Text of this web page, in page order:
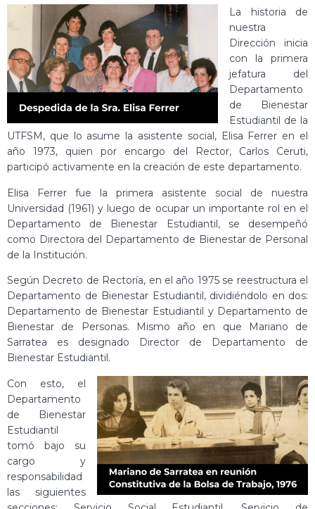
La historia de
nuestra
Dirección inicia
con la primera
jefatura del
Departamento
de Bienestar
Estudiantil de la
UTFSM, que lo asume la asistente social, Elisa Ferrer en el
año 1973, quien por encargo del Rector, Carlos Ceruti,
participó activamente en la creación de este departamento.
Elisa Ferrer fue la primera asistente social de nuestra
Universidad (1961) y luego de ocupar un importante rol en el
Departamento de Bienestar Estudiantil, se desempeñó
como Directora del Departamento de Bienestar de Personal
de la Institución.
Según Decreto de Rectoría, en el año 1975 se reestructura el
Departamento de Bienestar Estudiantil, dividiéndolo en dos:
Departamento de Bienestar Estudiantil y Departamento de
Bienestar de Personas. Mismo año en que Mariano de
Sarratea es designado Director de Departamento de
Bienestar Estudiantil.
Con esto, el
Departamento
de Bienestar
Estudiantil
tomó bajo su
cargo y
responsabilidad
las siguientes